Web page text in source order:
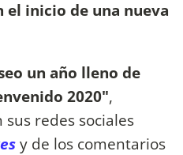
el inicio de una nueva
un año lleno de
2020",
redes sociales
y de los comentarios